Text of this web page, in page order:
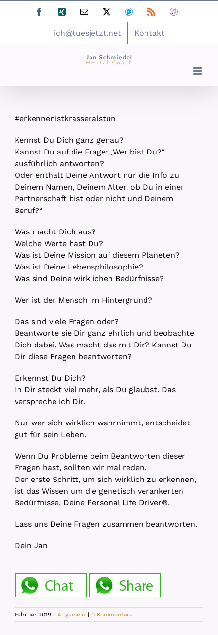
FacebookXing
E-
Podomatic ITunes
ich@tuesjetzt.net Kontakt
#erkennenistkrasseralstun
Kennst Du Dich ganz genau?
Kannst Du auf die Frage: „Wer bist Du?“
ausführlich antworten?
Oder enthält Deine Antwort nur die Info zu
Deinem Namen, Deinem Alter, ob Du in einer
Partnerschaft bist oder nicht und Deinem
Beruf?“
Was macht Dich aus?
Welche Werte hast Du?
Was ist Deine Mission auf diesem Planeten?
Was ist Deine Lebensphilosophie?
Was sind Deine wirklichen Bedürfnisse?
Wer ist der Mensch im Hintergrund?
Das sind viele Fragen oder?
Beantworte sie Dir ganz ehrlich und beobachte
Dich dabei. Was macht das mit Dir? Kannst Du
Dir diese Fragen beantworten?
Erkennst Du Dich?
In Dir steckt viel mehr, als Du glaubst. Das
verspreche ich Dir.
Nur wer sich wirklich wahrnimmt, entscheidet
gut für sein Leben.
Wenn Du Probleme beim Beantworten dieser
Fragen hast, sollten wir mal reden.
Der erste Schritt, um sich wirklich zu erkennen,
ist das Wissen um die genetisch verankerten
Bedürfnisse, Deine Personal Life Driver®️.
Lass uns Deine Fragen zusammen beantworten.
Dein Jan
Februar 2019 | Allgemein | 0 Kommentare